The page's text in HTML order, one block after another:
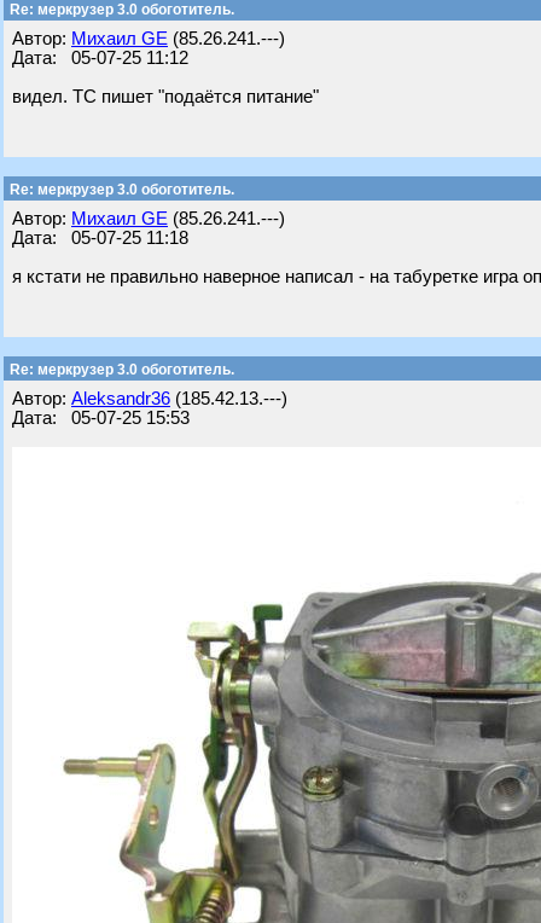
Re: меркрузер 3.0 обоготитель.
Автор: Михаил GE (85.26.241.---)
Дата: 05-07-25 11:12
видел. ТС пишет "подаётся питание"
Re: меркрузер 3.0 обоготитель.
Автор: Михаил GE (85.26.241.---)
Дата: 05-07-25 11:18
я кстати не правильно наверное написал - на табуретке игра
Re: меркрузер 3.0 обоготитель.
Автор: Aleksandr36 (185.42.13.---)
Дата: 05-07-25 15:53